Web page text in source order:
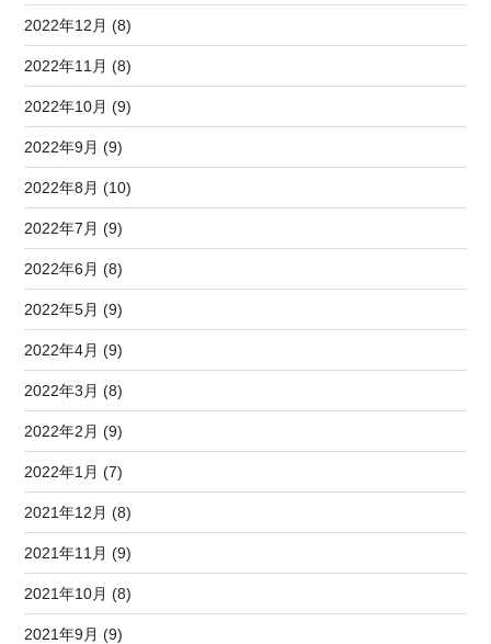
2022年12月 (8)
2022年11月 (8)
2022年10月 (9)
2022年9月 (9)
2022年8月 (10)
2022年7月 (9)
2022年6月 (8)
2022年5月 (9)
2022年4月 (9)
2022年3月 (8)
2022年2月 (9)
2022年1月 (7)
2021年12月 (8)
2021年11月 (9)
2021年10月 (8)
2021年9月 (9)